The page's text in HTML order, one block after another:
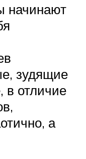
начинают
зудящие
в отличие
а